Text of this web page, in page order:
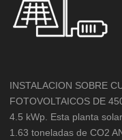
INSTALACION SOBRE
FOTOVOLTAICOS DE
4.5 kWp. Esta planta
1.63 toneladas de CO2